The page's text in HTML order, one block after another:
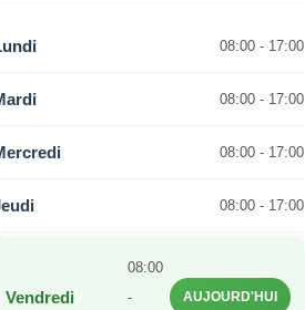
08:00 - 17:00
08:00 - 17:00
08:00 - 17:00
08:00 - 17:00
Vendredi
08:00
-
AUJOURD'HUI